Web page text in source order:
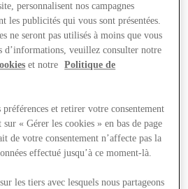
personnalisent nos campagnes
les publicités qui vous sont présentées.
ne seront pas utilisés à moins que vous
d’informations, veuillez consulter notre
et notre
Politique de
et retirer votre consentement
« Gérer les cookies » en bas de page
de votre consentement n’affecte pas la
effectué jusqu’à ce moment-là.
les tiers avec lesquels nous partageons